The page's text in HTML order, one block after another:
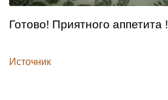
Готово! Приятного аппетита !
Источник